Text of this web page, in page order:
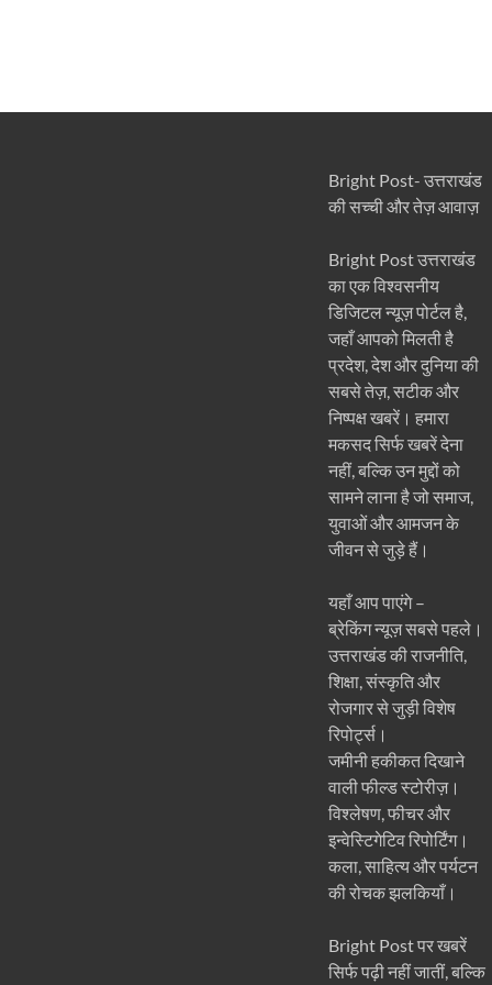
Bright Post- उत्तराखंड
की सच्ची और तेज़ आवाज़
Bright Post उत्तराखंड
का एक विश्वसनीय
डिजिटल न्यूज़ पोर्टल है,
जहाँ आपको मिलती है
प्रदेश, देश और दुनिया की
सबसे तेज़, सटीक और
निष्पक्ष खबरें। हमारा
मकसद सिर्फ खबरें देना
नहीं, बल्कि उन मुद्दों को
सामने लाना है जो समाज,
युवाओं और आमजन के
जीवन से जुड़े हैं।
यहाँ आप पाएंगे –
ब्रेकिंग न्यूज़ सबसे पहले।
उत्तराखंड की राजनीति,
शिक्षा, संस्कृति और
रोजगार से जुड़ी विशेष
रिपोर्ट्स।
जमीनी हकीकत दिखाने
वाली फील्ड स्टोरीज़।
विश्लेषण, फीचर और
इन्वेस्टिगेटिव रिपोर्टिंग।
कला, साहित्य और पर्यटन
की रोचक झलकियाँ।
Bright Post पर खबरें
सिर्फ पढ़ी नहीं जातीं, बल्कि